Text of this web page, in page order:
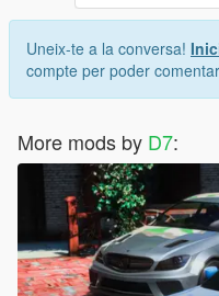
Uneix-te a la conversa!
compte per poder
More mods by D7: